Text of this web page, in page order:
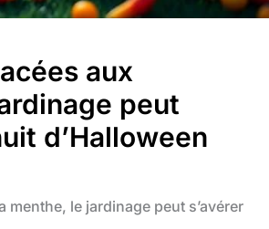
aux
peut
d’Halloween
le jardinage peut s’avérer